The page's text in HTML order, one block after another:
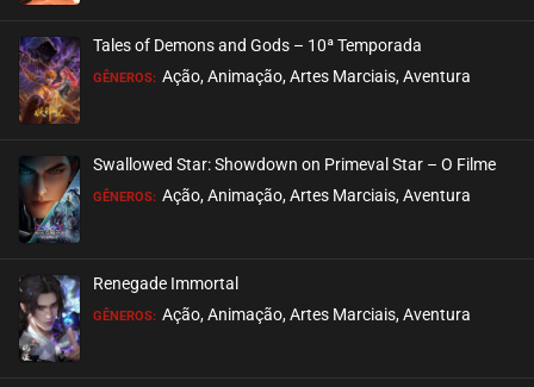
EPISÓDIO 17
maio 27, 2022
EPISÓDIO 16
maio 27, 2022
EPISÓDIO 15
maio 27, 2022
Tales of Demons and Gods – 10ª Temporada
GÊNEROS: Ação, Animação, Artes Marciais, Aventura
Swallowed Star: Showdown on Primeval Star – O Filme
GÊNEROS: Ação, Animação, Artes Marciais, Aventura
Renegade Immortal
GÊNEROS: Ação, Animação, Artes Marciais, Aventura